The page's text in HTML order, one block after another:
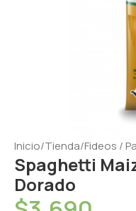
Inicio/Tienda/Fideos /
Spaghetti
Dorado